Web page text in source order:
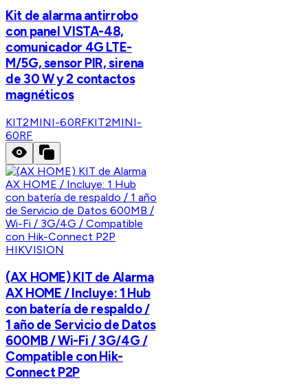
Kit de alarma antirrobo
con panel VISTA-48,
comunicador 4G LTE-
M/5G, sensor PIR, sirena
de 30 W y 2 contactos
magnéticos
KIT2MINI-60RFKIT2MINI-
60RF
HIKVISION
(AX HOME) KIT de Alarma
AX HOME / Incluye: 1 Hub
con batería de respaldo /
1 año de Servicio de Datos
600MB / Wi-Fi / 3G/4G /
Compatible con Hik-
Connect P2P